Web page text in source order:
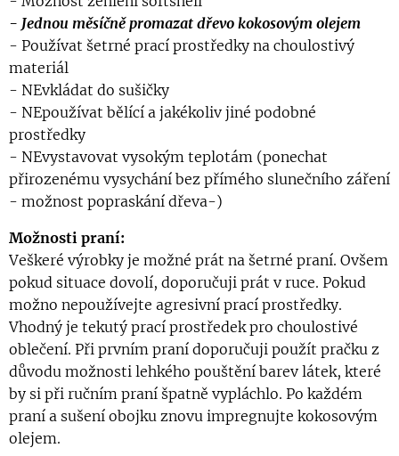
- Jednou měsíčně promazat dřevo kokosovým olejem
- Používat šetrné prací prostředky na choulostivý
materiál
- NEvkládat do sušičky
- NEpoužívat bělící a jakékoliv jiné podobné
prostředky
- NEvystavovat vysokým teplotám (ponechat
přirozenému vysychání bez přímého slunečního záření
- možnost popraskání dřeva-)
Možnosti praní:
Veškeré výrobky je možné prát na šetrné praní. Ovšem
pokud situace dovolí, doporučuji prát v ruce. Pokud
možno nepoužívejte agresivní prací prostředky.
Vhodný je tekutý prací prostředek pro choulostivé
oblečení. Při prvním praní doporučuji použít pračku z
důvodu možnosti lehkého pouštění barev látek, které
by si při ručním praní špatně vypláchlo. Po každém
praní a sušení obojku znovu impregnujte kokosovým
olejem.